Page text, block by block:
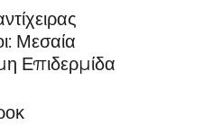
Μεσαία
Επιδερμίδα